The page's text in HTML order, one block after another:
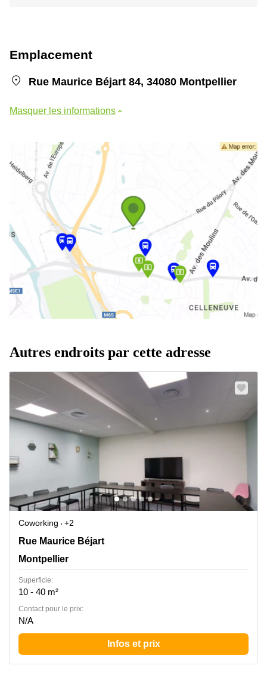
Emplacement
Rue Maurice Béjart 84, 34080 Montpellier
Masquer les informations
Autres endroits par cette adresse
Coworking
+2
Rue Maurice Béjart 84, Montpellier
Rue Maurice Béjart
Montpellier
Superficie:
10 - 40 m²
Contact pour le prix:
N/A
Infos et prix